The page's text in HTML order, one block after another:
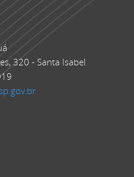
320 - Santa Isabel